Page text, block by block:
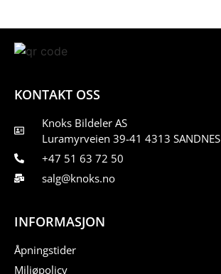
KONTAKT OSS
Knoks Bildeler AS
Luramyrveien 39-41 4313 SANDNES
+47 51 63 72 50
salg@knoks.no
INFORMASJON
Åpningstider
Miljøpolicy